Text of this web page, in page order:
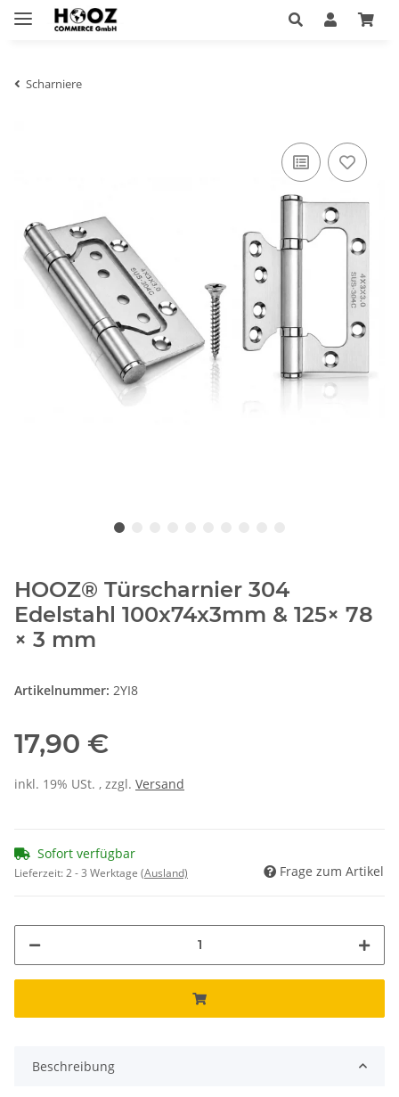
Scharniere
HOOZ® Türscharnier 304
Edelstahl 100x74x3mm & 125× 78
× 3 mm
Artikelnummer: 2YI8
17,90 €
inkl. 19% USt. , zzgl. Versand
Sofort verfügbar
Lieferzeit:2 - 3 Werktage (Ausland) Frage zum Artikel
Beschreibung